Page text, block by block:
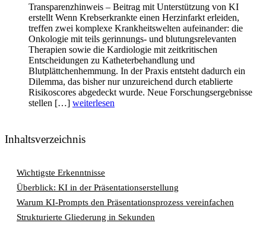
Transparenzhinweis – Beitrag mit Unterstützung von KI
erstellt Wenn Krebserkrankte einen Herzinfarkt erleiden,
treffen zwei komplexe Krankheitswelten aufeinander: die
Onkologie mit teils gerinnungs- und blutungsrelevanten
Therapien sowie die Kardiologie mit zeitkritischen
Entscheidungen zu Katheterbehandlung und
Blutplättchenhemmung. In der Praxis entsteht dadurch ein
Dilemma, das bisher nur unzureichend durch etablierte
Risikoscores abgedeckt wurde. Neue Forschungsergebnisse
stellen […] weiterlesen
Inhaltsverzeichnis
Wichtigste Erkenntnisse
Überblick: KI in der Präsentationserstellung
Warum KI-Prompts den Präsentationsprozess vereinfachen
Strukturierte Gliederung in Sekunden